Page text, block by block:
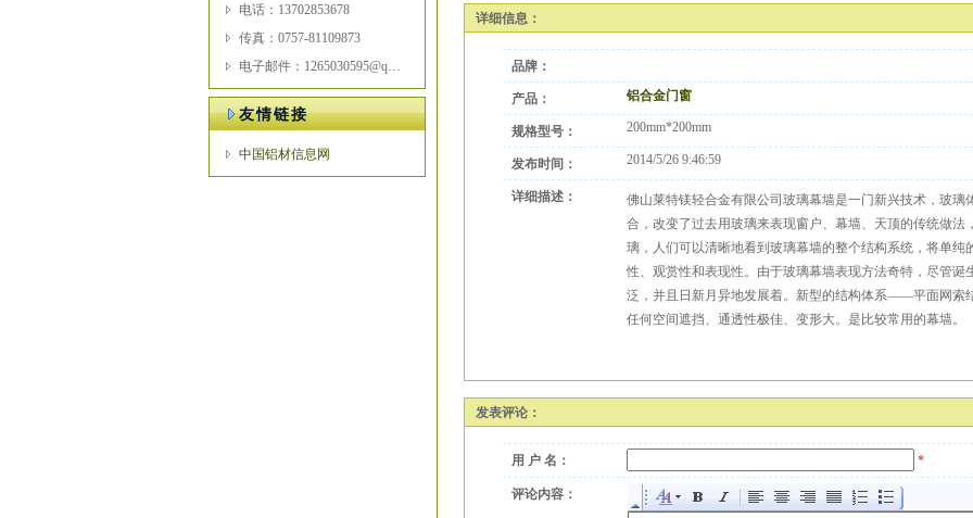
电话：13702853678
传真：0757-81109873
电子邮件：1265030595@qq.com
友情链接
中国铝材信息网
详细信息：
品牌：
产品： 铝合金门窗
规格型号： 200mm*200mm
发布时间： 2014/5/26 9:46:59
详细描述：
佛山莱特镁轻合金有限公司玻璃幕墙是一门新兴技术，玻璃
合，改变了过去用玻璃来表现窗户、幕墙、天顶的传统做法
璃，人们可以清晰地看到玻璃幕墙的整个结构系统，将单纯
性、观赏性和表现性。由于玻璃幕墙表现方法奇特，尽管诞
泛，并且日新月异地发展着。新型的结构体系——平面网索
任何空间遮挡、通透性极佳、变形大。是比较常用的幕墙。
发表评论：
用 户 名： *
评论内容：